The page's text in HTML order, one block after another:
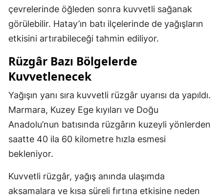
çevrelerinde öğleden sonra kuvvetli sağanak
görülebilir. Hatay’ın batı ilçelerinde de yağışların
etkisini artırabileceği tahmin ediliyor.
Rüzgâr Bazı Bölgelerde
Kuvvetlenecek
Yağışın yanı sıra kuvvetli rüzgâr uyarısı da yapıldı.
Marmara, Kuzey Ege kıyıları ve Doğu
Anadolu’nun batısında rüzgârın kuzeyli yönlerden
saatte 40 ila 60 kilometre hızla esmesi
bekleniyor.
Kuvvetli rüzgâr, yağış anında ulaşımda
aksamalara ve kısa süreli fırtına etkisine neden